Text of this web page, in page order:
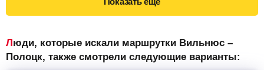
Люди, которые искали маршрутки Вильнюс –
Полоцк, также смотрели следующие варианты: